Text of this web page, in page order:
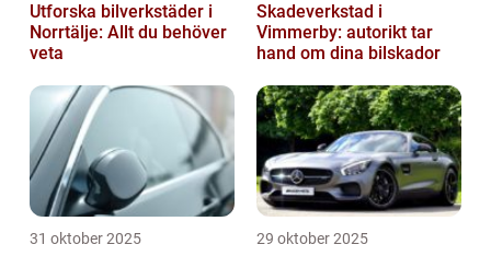
Utforska bilverkstäder i
Norrtälje: Allt du behöver
veta
Skadeverkstad i
Vimmerby: autorikt tar
hand om dina bilskador
31 oktober 2025 29 oktober 2025